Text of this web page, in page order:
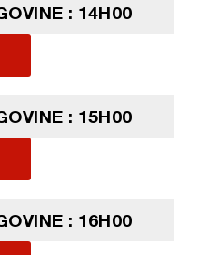
: 14H00
: 15H00
: 16H00